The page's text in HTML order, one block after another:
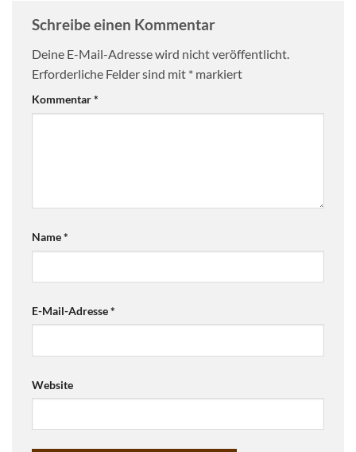
Schreibe einen Kommentar
Deine E-Mail-Adresse wird nicht veröffentlicht.
Erforderliche Felder sind mit * markiert
Kommentar*
Name*
E-Mail-Adresse*
Website